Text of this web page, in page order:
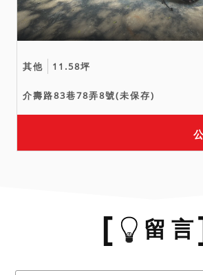
其他 11.58坪
介壽路83巷78弄8號(未保存)
留 言